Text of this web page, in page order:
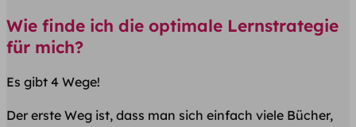
Wie finde ich die optimale Lernstrategie
für mich?
Es gibt 4 Wege!
Der erste Weg ist, dass man sich einfach viele Bücher,